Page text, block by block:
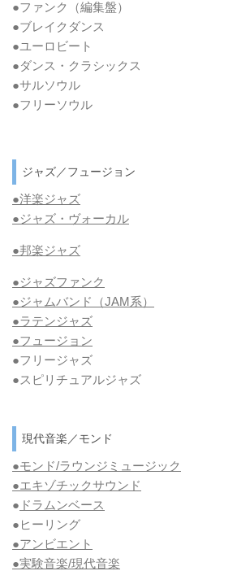
●ファンク
（編集盤）
●ブレイクダンス
●ユーロビート
●ダンス・クラシックス
●サルソウル
●フリーソウル
ジャズ／フュージョン
●洋楽ジャズ
●ジャズ・ヴォーカル
●邦楽ジャズ
●ジャズファンク
●ジャムバンド（JAM系）
●ラテンジャズ
●フュージョン
●フリージャズ
●スピリチュアルジャズ
現代音楽／モンド
●モンド/ラウンジミュージック
●エキゾチックサウンド
● ドラムンベース
●ヒーリング
●アンビエント
●実験音楽/現代音楽